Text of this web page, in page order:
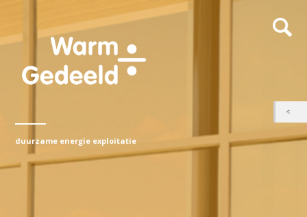
duurzame energie exploitatie